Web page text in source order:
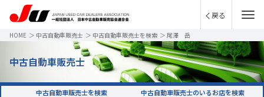
戻る
HOME ＞ 中古自動車販売士 ＞ 中古自動車販売士を検索 ＞ 尾澤 岳
中古自動車販売士
中古自動車販売士を検索 中古自動車販売士のいるお店を検索